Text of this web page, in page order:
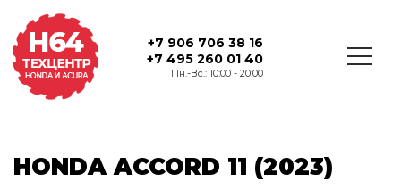
+7 906 706 38 16
+7 495 260 01 40
Пн.-Вс.: 10:00 - 20:00
HONDA ACCORD 11 (2023)